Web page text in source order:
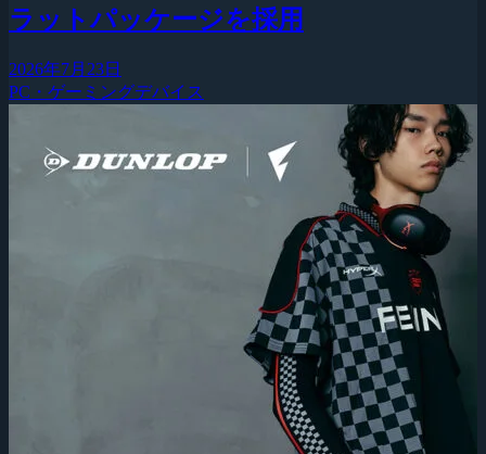
ラットパッケージを採用
2026年7月23日
PC・ゲーミングデバイス